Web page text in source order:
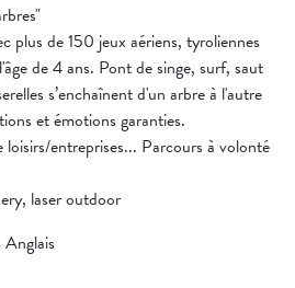
plus de 150 jeux aériens, tyroliennes
de 4 ans. Pont de singe, surf, saut
s’enchaînent d'un arbre à l'autre
et émotions garanties.
entreprises... Parcours à volonté
laser outdoor
Anglais